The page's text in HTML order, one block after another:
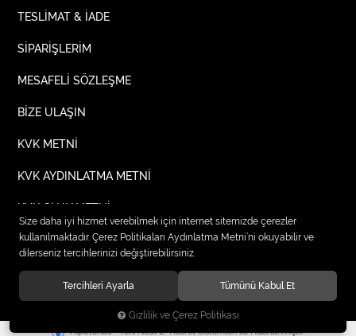
TESLİMAT & İADE
SİPARİŞLERİM
MESAFELİ SÖZLEŞME
BİZE ULAŞIN
KVK METNİ
KVK AYDINLATMA METNİ
KVK ONAY METNİ
© 2020TIPTEKS KURUMSAL İŞ ELBİSELERİ. Tüm hakları saklıdır.
Hipotenüs Yeni Nesil E-Ticaret Sistemleri ile Hazırlanmıştır.
Size daha iyi hizmet verebilmek için internet sitemizde çerezler
kullanılmaktadır. Çerez Politikaları Aydınlatma Metni’ni okuyabilir ve
dilerseniz tercihlerinizi değiştirebilirsiniz.
Tercihleri Ayarla Tümünü Kabul Et
Gizlilik ve Çerez Politikası